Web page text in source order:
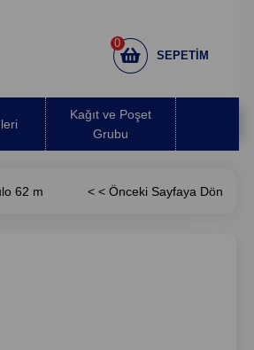
SEPETIM
0
Kağıt ve Poşet
Grubu
62 m < < Önceki Sayfaya Dön